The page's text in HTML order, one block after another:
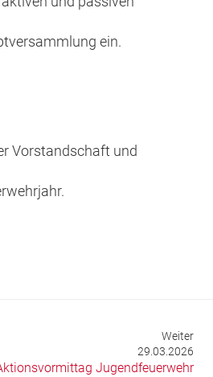
ein.
Vorstandschaft und
Weiter
29.03.2026
Jugendfeuerwehr